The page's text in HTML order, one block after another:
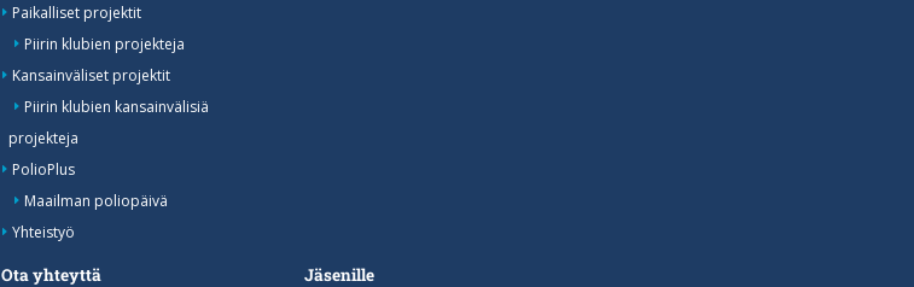
Paikalliset projektit
Piirin klubien projekteja
Kansainväliset projektit
Piirin klubien kansainvälisiä
projekteja
PolioPlus
Maailman poliopäivä
Yhteistyö
Ota yhteyttä Jäsenille